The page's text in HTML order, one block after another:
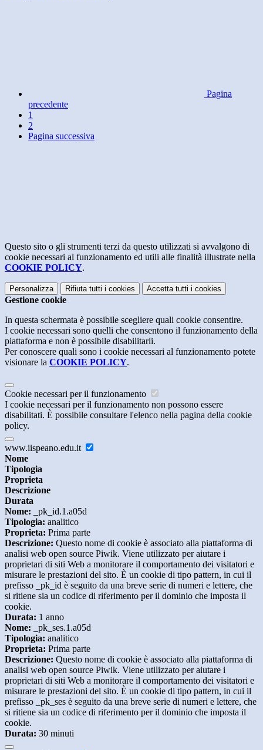
Pagina
precedente
1
2
Pagina successiva
Questo sito o gli strumenti terzi da questo utilizzati si avvalgono di
cookie necessari al funzionamento ed utili alle finalità illustrate nella
COOKIE POLICY.
Personalizza Rifiuta tutti i cookies Accetta tutti i cookies
Gestione cookie
In questa schermata è possibile scegliere quali cookie consentire.
I cookie necessari sono quelli che consentono il funzionamento della
piattaforma e non è possibile disabilitarli.
Per conoscere quali sono i cookie necessari al funzionamento potete
visionare la COOKIE POLICY.
Cookie necessari per il funzionamento
I cookie necessari per il funzionamento non possono essere
disabilitati. È possibile consultare l'elenco nella pagina della cookie
policy.
www.iispeano.edu.it
Nome
Tipologia
Proprieta
Descrizione
Durata
Nome: _pk_id.1.a05d
Tipologia: analitico
Proprieta: Prima parte
Descrizione: Questo nome di cookie è associato alla piattaforma di
analisi web open source Piwik. Viene utilizzato per aiutare i
proprietari di siti Web a monitorare il comportamento dei visitatori e
misurare le prestazioni del sito. È un cookie di tipo pattern, in cui il
prefisso _pk_id è seguito da una breve serie di numeri e lettere, che
si ritiene sia un codice di riferimento per il dominio che imposta il
cookie.
Durata: 1 anno
Nome: _pk_ses.1.a05d
Tipologia: analitico
Proprieta: Prima parte
Descrizione: Questo nome di cookie è associato alla piattaforma di
analisi web open source Piwik. Viene utilizzato per aiutare i
proprietari di siti Web a monitorare il comportamento dei visitatori e
misurare le prestazioni del sito. È un cookie di tipo pattern, in cui il
prefisso _pk_ses è seguito da una breve serie di numeri e lettere, che
si ritiene sia un codice di riferimento per il dominio che imposta il
cookie.
Durata: 30 minuti